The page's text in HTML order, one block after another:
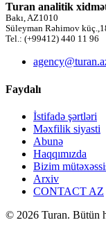
Turan analitik
Bakı, AZ1010
Süleyman Rəhimov
Tel.: (+99412) 440 11 96
Faydalı
İstifadə şərtləri
Məxfilik siyasti
Abunə
Haqqımızda
Bizim
Arxiv
CONTACT AZ
© 2026 Turan. Bütün